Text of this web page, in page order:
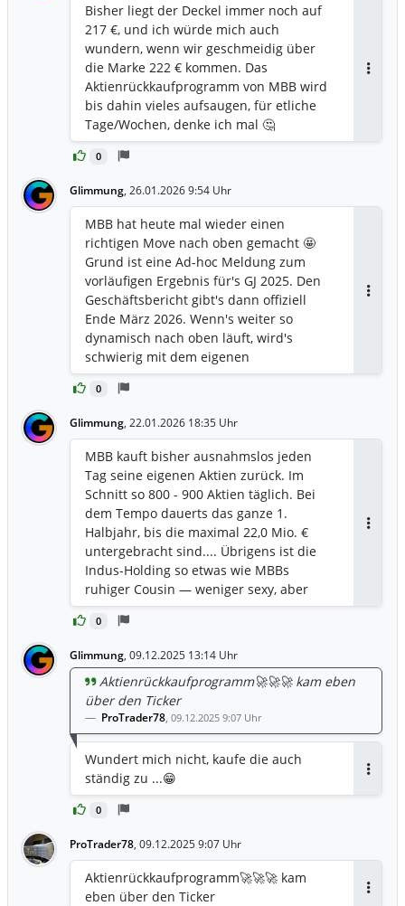
0
Bisher liegt der Deckel immer noch auf
217 €, und ich würde mich auch
wundern, wenn wir geschmeidig über
die Marke 222 € kommen. Das
Aktienrückkaufprogramm von MBB wird
bis dahin vieles aufsaugen, für etliche
Tage/Wochen, denke ich mal 🤔
Glimmung, 26.01.2026 9:54 Uhr
0
MBB hat heute mal wieder einen
richtigen Move nach oben gemacht 🤩
Grund ist eine Ad-hoc Meldung zum
vorläufigen Ergebnis für's GJ 2025. Den
Geschäftsbericht gibt's dann offiziell
Ende März 2026. Wenn's weiter so
dynamisch nach oben läuft, wird's
schwierig mit dem eigenen
Aktienrückkaufprogramm bis zum Preis
von 222 Euro je Aktie...😂 Die
Mio. € gestiegen, das macht jetzt fast 69
€ pro Aktie aus, ca. ein Drittel des
derzeitigen Aktienkurses 😎
Glimmung, 22.01.2026 18:35 Uhr
0
MBB kauft bisher ausnahmslos jeden
Tag seine eigenen Aktien zurück. Im
Schnitt so 800 - 900 Aktien täglich. Bei
dem Tempo dauerts das ganze 1.
Halbjahr, bis die maximal 22,0 Mio. €
untergebracht sind.... Übrigens ist die
Indus-Holding so etwas wie MBBs
ruhiger Cousin — weniger sexy, aber
genauso unterbewertet und perfekt
handelbar. Wer also gerne
mal auf die ein Auge werfen... 😉
Glimmung, 09.12.2025 13:14 Uhr
0
Aktienrückkaufprogramm🚀🚀🚀 kam eben
über den Ticker
ProTrader78, 09.12.2025 9:07 Uhr
Wundert mich nicht, kaufe die auch
ständig zu ...😁
ProTrader78, 09.12.2025 9:07 Uhr
Aktienrückkaufprogramm🚀🚀🚀 kam
eben über den Ticker